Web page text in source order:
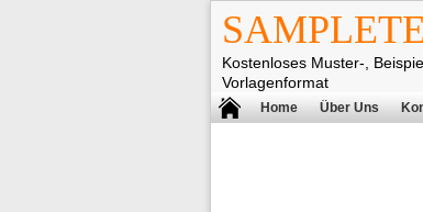
Kostenloses Muster-,
Vorlagenformat
Home Über Uns